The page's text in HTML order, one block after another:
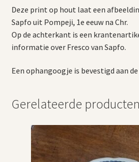
Deze print op hout laat een
Sapfo uit Pompeji, 1e eeuw na Chr.
Op de achterkant is een
informatie over Fresco van Sapfo.
Een ophangoogje is bevestigd aan
Gerelateerde producten